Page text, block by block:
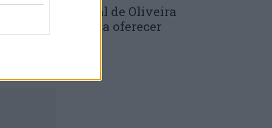
Câmara Municipal de Oliveira
do Hospital volta a oferecer